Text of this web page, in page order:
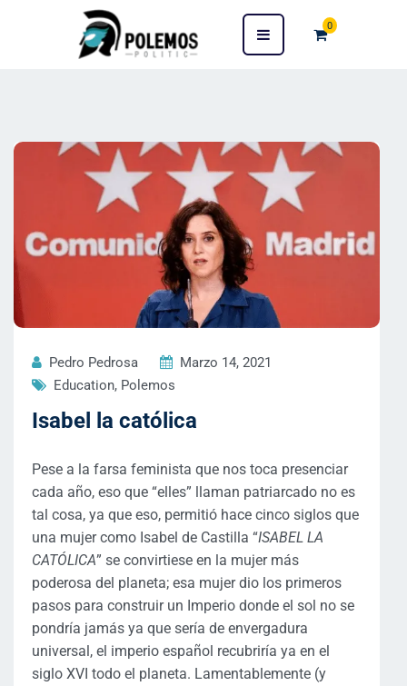
0
Pedro Pedrosa
Marzo 14, 2021
Education, Polemos
Isabel la católica
Pese a la farsa feminista que nos toca presenciar
cada año, eso que “elles” llaman patriarcado no es
tal cosa, ya que eso, permitió hace cinco siglos que
una mujer como Isabel de Castilla “ISABEL LA
CATÓLICA” se convirtiese en la mujer más
poderosa del planeta; esa mujer dio los primeros
pasos para construir un Imperio donde el sol no se
pondría jamás ya que sería de envergadura
universal, el imperio español recubriría ya en el
siglo XVI todo el planeta. Lamentablemente (y